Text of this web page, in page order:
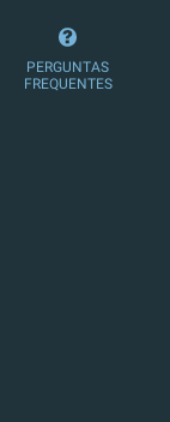
PERGUNTAS
FREQUENTES